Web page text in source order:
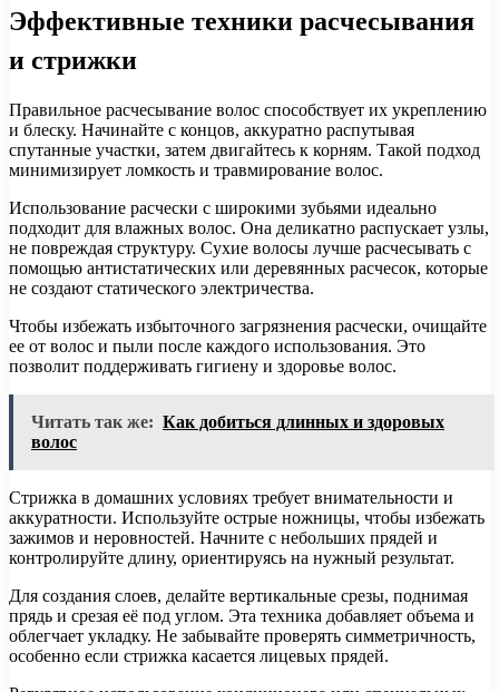
Эффективные техники расчесывания
и стрижки
Правильное расчесывание волос способствует их укреплению
и блеску. Начинайте с концов, аккуратно распутывая
спутанные участки, затем двигайтесь к корням. Такой подход
минимизирует ломкость и травмирование волос.
Использование расчески с широкими зубьями идеально
подходит для влажных волос. Она деликатно распускает узлы,
не повреждая структуру. Сухие волосы лучше расчесывать с
помощью антистатических или деревянных расчесок, которые
не создают статического электричества.
Чтобы избежать избыточного загрязнения расчески, очищайте
ее от волос и пыли после каждого использования. Это
позволит поддерживать гигиену и здоровье волос.
Читать так же: Как добиться длинных и здоровых
волос
Стрижка в домашних условиях требует внимательности и
аккуратности. Используйте острые ножницы, чтобы избежать
зажимов и неровностей. Начните с небольших прядей и
контролируйте длину, ориентируясь на нужный результат.
Для создания слоев, делайте вертикальные срезы, поднимая
прядь и срезая её под углом. Эта техника добавляет объема и
облегчает укладку. Не забывайте проверять симметричность,
особенно если стрижка касается лицевых прядей.